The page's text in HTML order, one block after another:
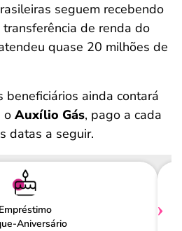
seguem recebendo
de renda do
quase 20 milhões de
ainda contará
o Auxílio Gás, pago a cada
datas a seguir.
Empréstimo
Aniversário